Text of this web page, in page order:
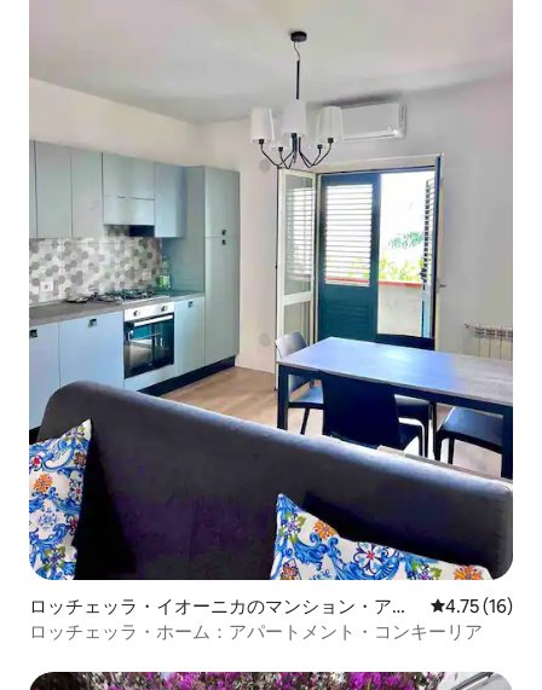
ロッチェッラ・イオーニカのマンション・アパ
ート
レビュー16
4.75 (16)
ロッチェッラ・ホーム：アパートメント・コンキーリア